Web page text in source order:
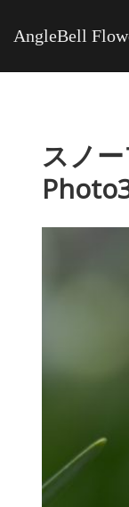
AngleBell
スノ